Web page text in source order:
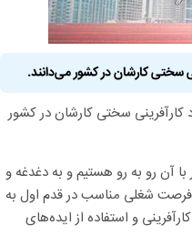
سختی کارشان در کشور می‌دانند.
کارآفرینی سختی کارشان در کشور
آن رو به رو هستیم و به دغدغه و
فرصت شغلی مناسب در قدم اول به
و استفاده از ایده‌های